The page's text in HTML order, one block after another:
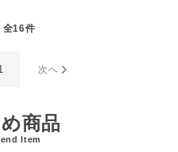
全16件
次へ
商品
Item